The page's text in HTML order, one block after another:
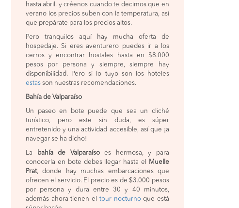
hasta abril, y créenos cuando te decimos que en
verano los precios suben con la temperatura, así
que prepárate para los precios altos.
Pero tranquilos aquí hay mucha oferta de
hospedaje. Si eres aventurero puedes ir a los
cerros y encontrar hostales hasta en $8.000
pesos por persona y siempre, siempre hay
disponibilidad. Pero si lo tuyo son los hoteles
estas son nuestras recomendaciones.
Bahía de Valparaíso
Un paseo en bote puede que sea un cliché
turístico, pero este sin duda, es súper
entretenido y una actividad accesible, así que ¡a
navegar se ha dicho!
La bahía de Valparaísoes hermosa, y para
conocerla en bote debes llegar hasta el
Muelle
Prat, donde hay muchas embarcaciones que
ofrecen el servicio. El precio es de $3.000 pesos
por persona y dura entre 30 y 40 minutos,
además ahora tienen el tour nocturnoque está